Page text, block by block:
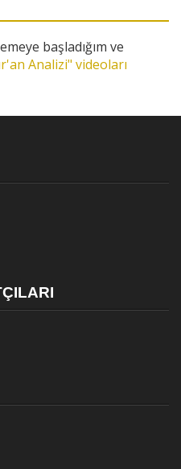
başladığım ve
Analizi" videoları